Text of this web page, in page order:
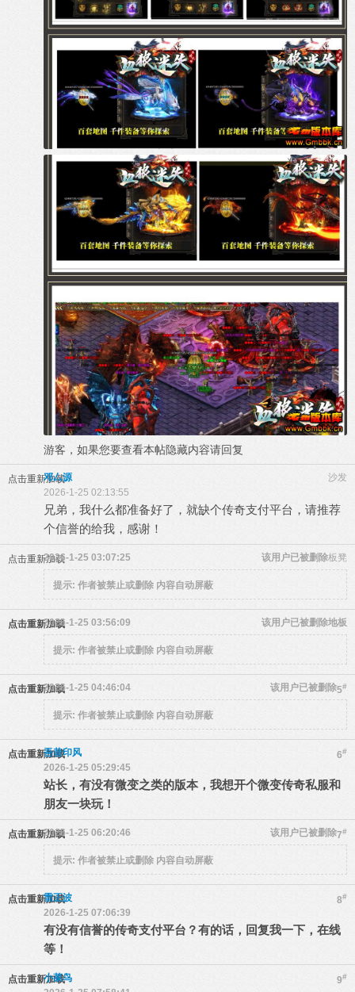
游客，如果您要查看本帖隐藏内容请回复
点击重新加载 沙发
邓厶源
2026-1-25 02:13:55
兄弟，我什么都准备好了，就缺个传奇支付平台，请推荐
个信誉的给我，感谢！
点击重新加载 板凳
该用户已被删除
2026-1-25 03:07:25
提示: 作者被禁止或删除 内容自动屏蔽
点击重新加载 地板
该用户已被删除
2026-1-25 03:56:09
提示: 作者被禁止或删除 内容自动屏蔽
点击重新加载 5#
该用户已被删除
2026-1-25 04:46:04
提示: 作者被禁止或删除 内容自动屏蔽
点击重新加载 6#
吾昔印风
2026-1-25 05:29:45
站长，有没有微变之类的版本，我想开个微变传奇私服和
朋友一块玩！
点击重新加载 7#
该用户已被删除
2026-1-25 06:20:46
提示: 作者被禁止或删除 内容自动屏蔽
点击重新加载 8#
雷正波
2026-1-25 07:06:39
有没有信誉的传奇支付平台？有的话，回复我一下，在线
等！
点击重新加载 9#
小菜鸟